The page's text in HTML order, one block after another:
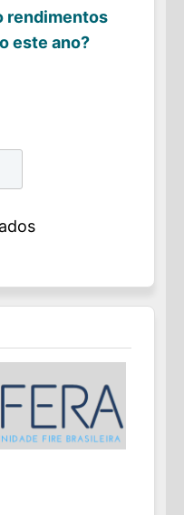
rendimentos
este ano?